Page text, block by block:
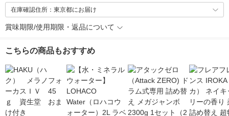
在庫確認住所：東京都にお届け
賞味期限/使用期限・返品について
こちらの商品もおすすめ